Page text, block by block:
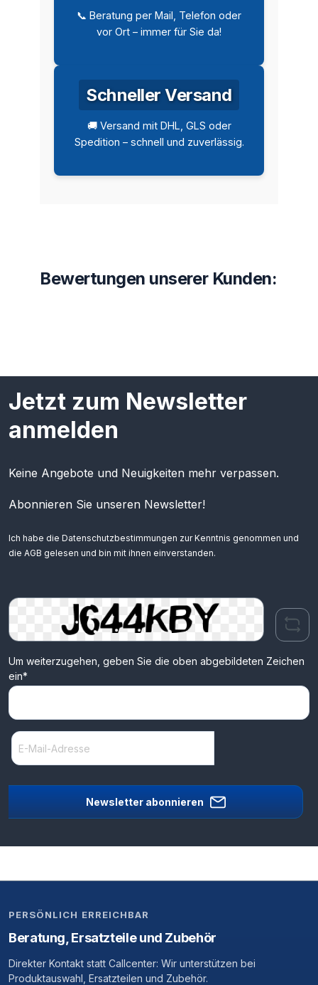
📞 Beratung per Mail, Telefon oder
vor Ort – immer für Sie da!
Schneller Versand
🚚 Versand mit DHL, GLS oder
Spedition – schnell und zuverlässig.
Bewertungen unserer Kunden:
Jetzt zum Newsletter
anmelden
Keine Angebote und Neuigkeiten mehr verpassen.
Abonnieren Sie unseren Newsletter!
Ich habe die Datenschutzbestimmungen zur Kenntnis genommen und
die AGB gelesen und bin mit ihnen einverstanden.
Um weiterzugehen, geben Sie die oben abgebildeten Zeichen
ein*
Newsletter abonnieren
PERSÖNLICH ERREICHBAR
Beratung, Ersatzteile und Zubehör
Direkter Kontakt statt Callcenter: Wir unterstützen bei
Produktauswahl, Ersatzteilen und Zubehör.